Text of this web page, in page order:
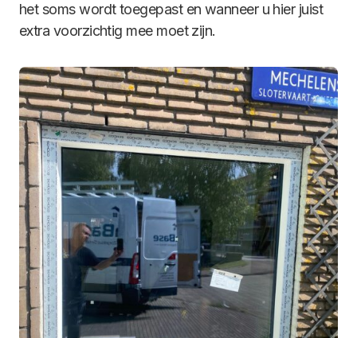
het soms wordt toegepast en wanneer u hier juist
extra voorzichtig mee moet zijn.